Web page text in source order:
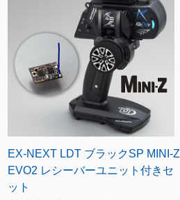
EX-NEXT LDT ブラックSP MINI-Z
EVO2 レシーバーユニット付きセ
ット